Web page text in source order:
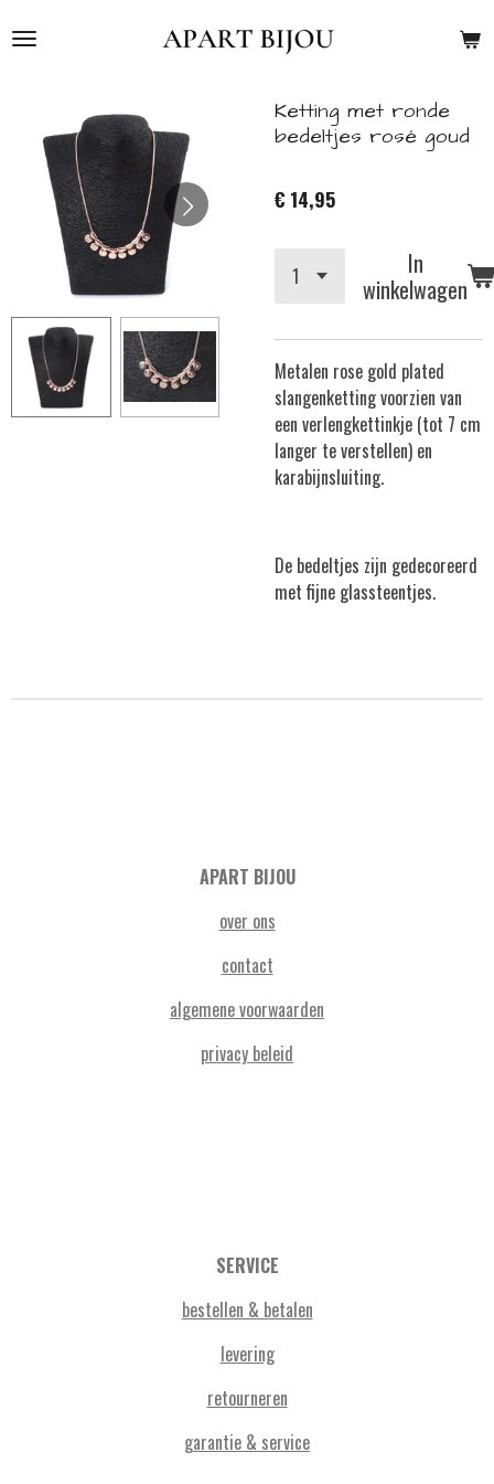
direct
hoofdinhoud
Ketting met ronde
bedeltjes rosé goud
€ 14,95
In
winkelwagen
Metalen rose gold plated
slangenkettingvoorzien van
een verlengkettinkje (tot 7 cm
langer te verstellen) en
karabijnsluiting.
De bedeltjes zijn gedecoreerd
met fijne glassteentjes.
APART BIJOU
over ons
contact
algemene voorwaarden
privacy beleid
SERVICE
bestellen & betalen
levering
retourneren
garantie & service